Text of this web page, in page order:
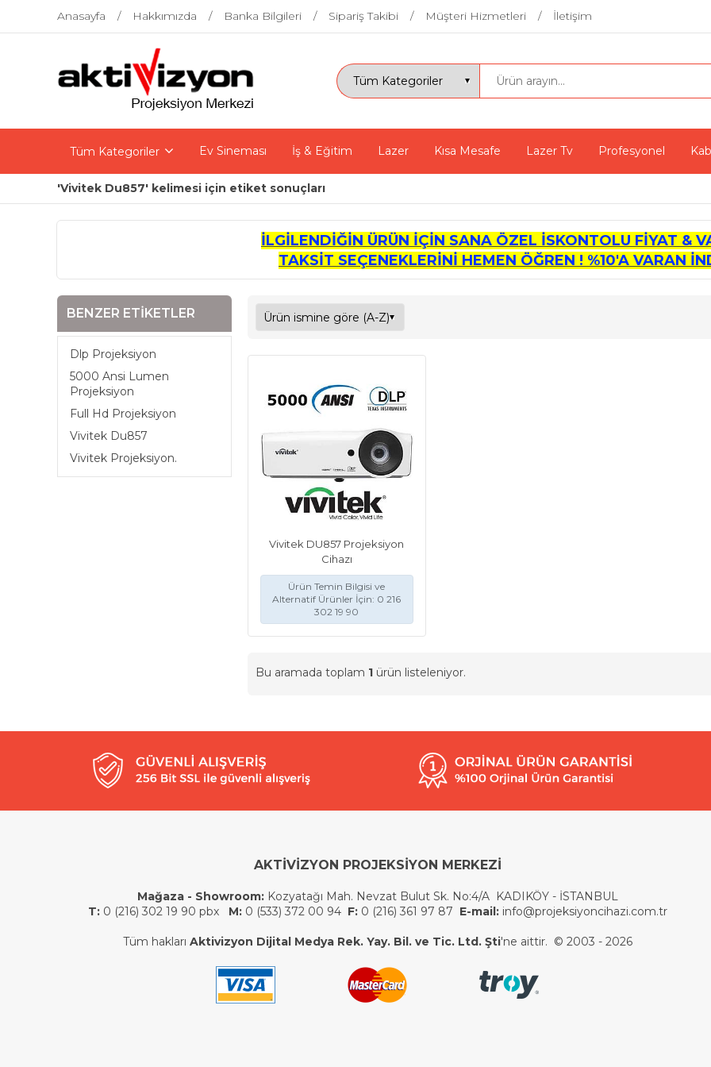
Anasayfa Hakkımızda Banka Bilgileri Sipariş Takibi Müşteri Hizmetleri İletişim
Tüm Kategoriler Ev Sineması İş & Eğitim Lazer Kısa Mesafe Lazer Tv Profesyonel
'Vivitek Du857' kelimesi için etiket sonuçları
İLGİLENDİĞİN ÜRÜN İÇİN SANA ÖZEL İSKONTOLU FİYAT &
TAKSİT SEÇENEKLERİNİ HEMEN ÖĞREN ! %10'A VARAN
BENZER ETIKETLER
Dlp Projeksiyon
5000 Ansi Lumen
Projeksiyon
Full Hd Projeksiyon
Vivitek Du857
Vivitek Projeksiyon.
Vivitek DU857 Projeksiyon
Cihazı
Ürün Temin Bilgisi ve
Alternatif Ürünler İçin: 0 216
302 19 90
Bu aramada toplam 1 ürün listeleniyor.
AKTİVİZYON PROJEKSİYON MERKEZİ
Mağaza - Showroom:Kozyatağı Mah. Nevzat Bulut Sk. No:4/A KADIKÖY - İSTANBUL
T:0 (216) 302 19 90 pbx M:0 (533) 372 00 94 F:0 (216) 361 97 87 E-mail:info@projeksiyoncihazi.com.tr
Tüm hakları Aktivizyon Dijital Medya Rek. Yay. Bil. ve Tic. Ltd. Şti'ne aittir. © 2003 - 2026